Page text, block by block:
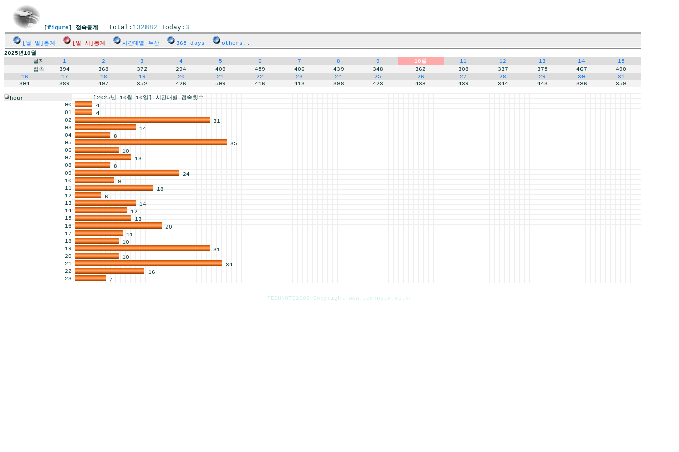
[figure] 접속통계 Total: 132882 Today: 3
[월-일]통계 [일-시]통계 시간대별 누산 365 days
others..
2025년10월
날자
1 2 3 4 5 6 7 8 9 10일 11 12 13 14
15
접속
394 368 372 294 409 459 406 439 348 362 308 337 375 467
490
16
17 18 19 20 21 22 23 24 25 26 27 28 29 30
31
304
389 497 352 426 509 416 413 398 423 438 439 344 443 336 359
hour
[2025년 10월 10일] 시간대별 접속횟수
00
4
01
4
02
31
03
14
04
8
05
35
06
10
07
13
08
8
09
24
10
9
11
18
12
6
13
14
14
12
15
13
16
20
17
11
18
10
19
31
20
10
21
34
22
16
23
7
TECHNOTE2002 Copyright www.technote.co.kr